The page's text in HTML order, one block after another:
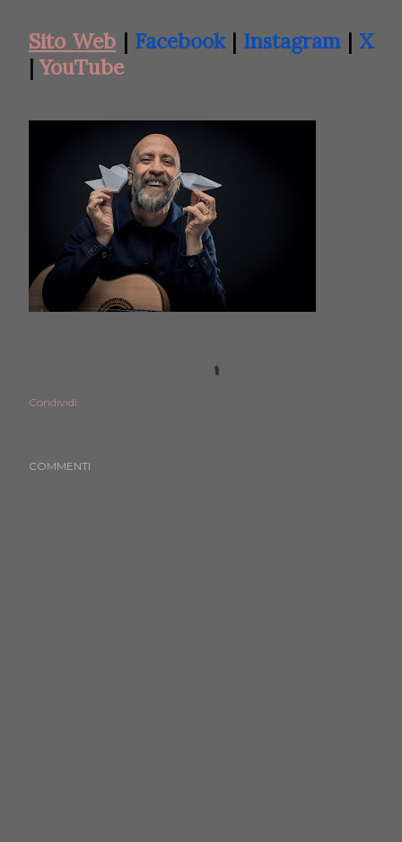
Sito Web | Facebook| Instagram| X
|YouTube
Condividi
COMMENTI